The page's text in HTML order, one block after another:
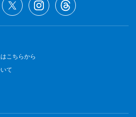
こちらから
て